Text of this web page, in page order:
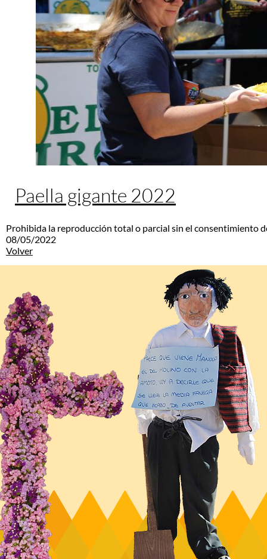
Paella gigante 2022
Prohibida la reproducción total o parcial sin el consentimiento
08/05/2022
Volver